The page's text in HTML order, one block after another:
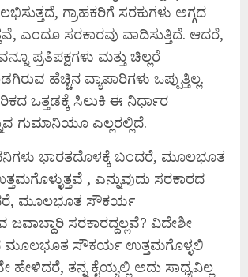
ಗ್ರಾಹಕರಿಗೆ ಸರಕುಗಳು ಅಗ್ಗದ
ಎಂದೂ ಸರಕಾರವು ವಾದಿಸುತ್ತಿದೆ. ಆದರೆ,
ಪ್ರತಿಪಕ್ಷಗಳು ಮತ್ತು ಚಿಲ್ಲರೆ
ಹೆಚ್ಚಿನ ವ್ಯಾಪಾರಿಗಳು ಒಪ್ಪುತ್ತಿಲ್ಲ.
ಒತ್ತಡಕ್ಕೆ ಸಿಲುಕಿ ಈ ನಿರ್ಧಾರ
ಗುಮಾನಿಯೂ ಎಲ್ಲರಲ್ಲಿದೆ.
ಭಾರತದೊಳಕ್ಕೆ ಬಂದರೆ, ಮೂಲಭೂತ
, ಎನ್ನುವುದು ಸರಕಾರದ
ಮೂಲಭೂತ ಸೌಕರ್ಯ
ಸರಕಾರದ್ದಲ್ಲವೆ? ವಿದೇಶೀ
ಮೂಲಭೂತ ಸೌಕರ್ಯ ಉತ್ತಮಗೊಳ್ಳಲಿ
ಹೇಳಿದರೆ, ತನ್ನ ಕೈಯ್ಯಲ್ಲಿ ಅದು ಸಾಧ್ಯವಿಲ್ಲ